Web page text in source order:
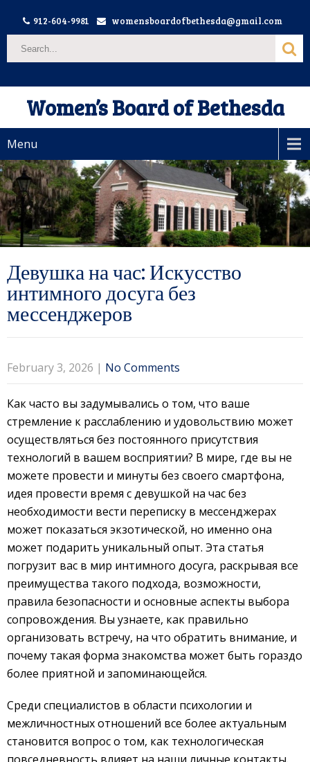
912-604-9981 womensboardofbethesda@gmail.com
Women’s Board of Bethesda
Menu
Девушка на час: Искусство
интимного досуга без
мессенджеров
February 3, 2026 | No Comments
Как часто вы задумывались о том, что ваше
стремление к расслаблению и удовольствию может
осуществляться без постоянного присутствия
технологий в вашем восприятии? В мире, где вы не
можете провести и минуты без своего смартфона,
идея провести время с девушкой на час без
необходимости вести переписку в мессенджерах
может показаться экзотической, но именно она
может подарить уникальный опыт. Эта статья
погрузит вас в мир интимного досуга, раскрывая все
преимущества такого подхода, возможности,
правила безопасности и основные аспекты выбора
сопровождения. Вы узнаете, как правильно
организовать встречу, на что обратить внимание, и
почему такая форма знакомства может быть гораздо
более приятной и запоминающейся.
Среди специалистов в области психологии и
межличностных отношений все более актуальным
становится вопрос о том, как технологическая